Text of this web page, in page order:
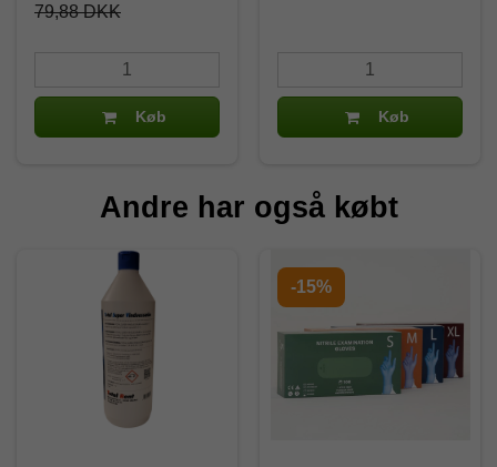
79,88 DKK
Køb Køb
Andre har også købt
-15%